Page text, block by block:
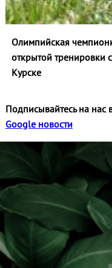
Олимпийская
открытой тренировки
Курске
Подписывайтесь на нас
Google новости